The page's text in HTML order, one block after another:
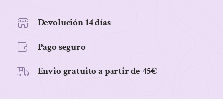
25ML
Devolución 14 días
Pago seguro
Envio gratuito a partir de 45€